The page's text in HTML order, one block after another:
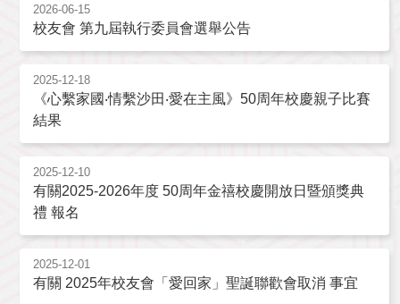
2026-06-15
校友會 第九屆執行委員會選舉公告
2025-12-18
《心繫家國‧情繫沙田‧愛在主風》50周年校慶親子比賽
結果
2025-12-10
有關2025-2026年度 50周年金禧校慶開放日暨頒獎典
禮 報名
2025-12-01
有關 2025年校友會「愛回家」聖誕聯歡會取消 事宜